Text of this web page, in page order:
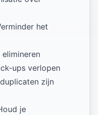
het
ups verlopen
zijn
je